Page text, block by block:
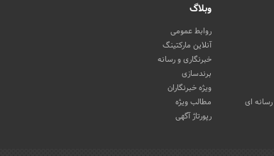
رسانه ای
وبلاگ
روابط عمومی
آنلاین مارکتینگ
خبرنگاری و رسانه
برندسازی
ویژه خبرنگاران
مطالب ویژه
رپورتاژ آگهی